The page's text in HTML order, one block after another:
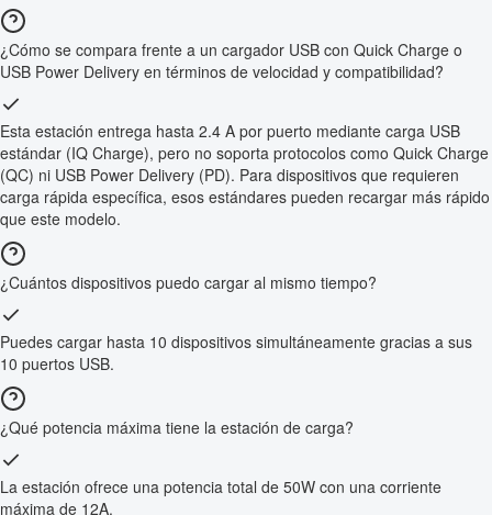
¿Cómo se compara frente a un cargador USB con Quick Charge o
USB Power Delivery en términos de velocidad y compatibilidad?
Esta estación entrega hasta 2.4 A por puerto mediante carga USB
estándar (IQ Charge), pero no soporta protocolos como Quick Charge
(QC) ni USB Power Delivery (PD). Para dispositivos que requieren
carga rápida específica, esos estándares pueden recargar más rápido
que este modelo.
¿Cuántos dispositivos puedo cargar al mismo tiempo?
Puedes cargar hasta 10 dispositivos simultáneamente gracias a sus
10 puertos USB.
¿Qué potencia máxima tiene la estación de carga?
La estación ofrece una potencia total de 50W con una corriente
máxima de 12A.